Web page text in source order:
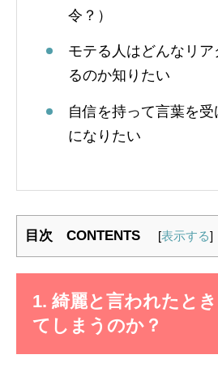
令？）
モテる人はどんなリ
るのか知りたい
自信を持って言葉を
になりたい
目次 CONTENTS [表示する]
1. 綺麗と言われたと
てしまうのか？